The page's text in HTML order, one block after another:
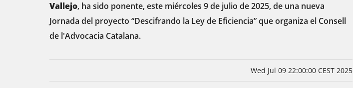
Vallejo, ha sido ponente, este miércoles 9 de julio de 2025, de una nueva
Jornada del proyecto “Descifrando la Ley de Eficiencia” que organiza el Consell
de l'Advocacia Catalana.
Wed Jul 09 22:00:00 CEST 2025